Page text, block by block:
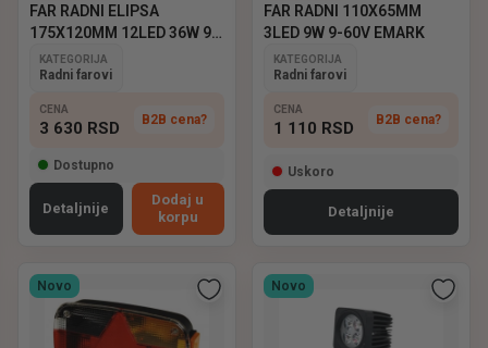
FAR RADNI ELIPSA
175X120MM 12LED 36W 9-
60V EMARK
KATEGORIJA
Radni farovi
CENA
3 630 RSD B2B cena?
Dostupno
Detaljnije
Dodaj u
korpu
FAR RADNI 110X65MM
3LED 9W 9-60V EMARK
KATEGORIJA
Radni farovi
CENA
1 110 RSD B2B cena?
Uskoro
Detaljnije
Novo Novo